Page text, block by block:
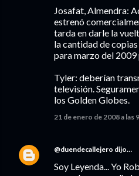
Josafat, Almendra:
estrenó
tarda en darle la
la cantidad de
para marzo del 2009
Tyler: deberían
televisión.
los Golden Globes.
21 de enero de 2008 a las
@duendecallejero dijo…
Soy Leyenda... Yo